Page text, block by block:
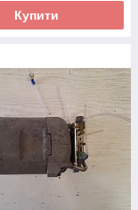
Купити